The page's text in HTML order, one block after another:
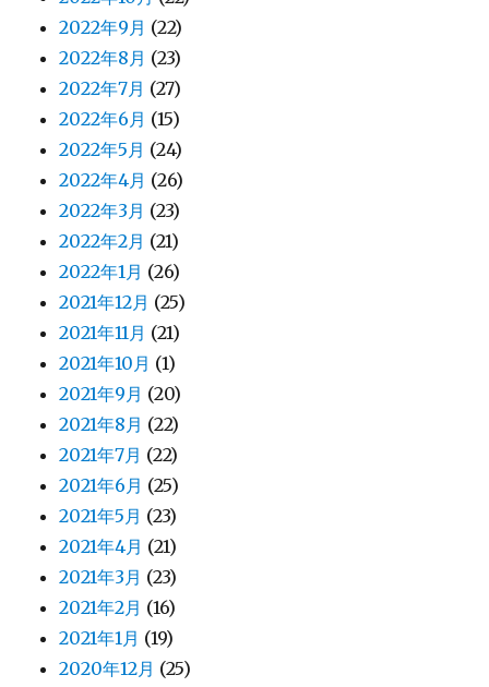
2022年9月 (22)
2022年8月 (23)
2022年7月 (27)
2022年6月 (15)
2022年5月 (24)
2022年4月 (26)
2022年3月 (23)
2022年2月 (21)
2022年1月 (26)
2021年12月 (25)
2021年11月 (21)
2021年10月 (1)
2021年9月 (20)
2021年8月 (22)
2021年7月 (22)
2021年6月 (25)
2021年5月 (23)
2021年4月 (21)
2021年3月 (23)
2021年2月 (16)
2021年1月 (19)
2020年12月 (25)